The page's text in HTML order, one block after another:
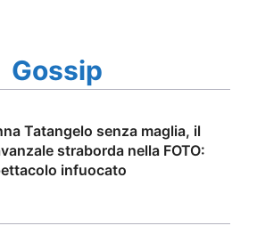
Gossip
Tatangelo senza maglia, il
straborda nella FOTO:
infuocato